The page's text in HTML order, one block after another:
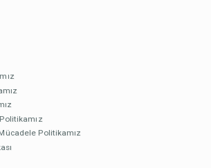
Politikamız